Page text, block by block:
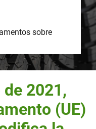
sobre
2021,
(UE)